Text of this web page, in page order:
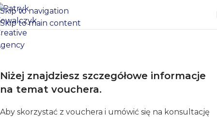
Skip to navigation
Skip to main content
Niżej znajdziesz szczegółowe informacje
na temat vouchera.
Aby skorzystać z vouchera i umówić się na konsultację